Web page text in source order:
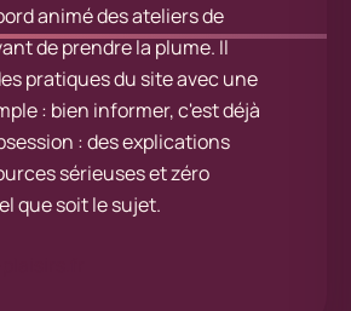
animé des ateliers de
de prendre la plume. Il
pratiques du site avec une
: bien informer, c'est déjà
: des explications
sérieuses et zéro
que soit le sujet.